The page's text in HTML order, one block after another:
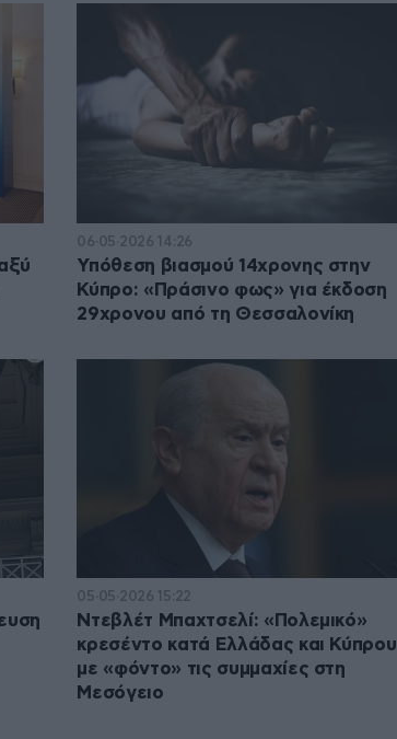
06·05·2026 14:26
Υπόθεση βιασμού 14χρονης στην
Κύπρο: «Πράσινο φως» για έκδοση
29χρονου από τη Θεσσαλονίκη
05·05·2026 15:22
Ντεβλέτ Μπαχτσελί: «Πολεμικό»
κρεσέντο κατά Ελλάδας και Κύπρου
με «φόντο» τις συμμαχίες στη
Μεσόγειο